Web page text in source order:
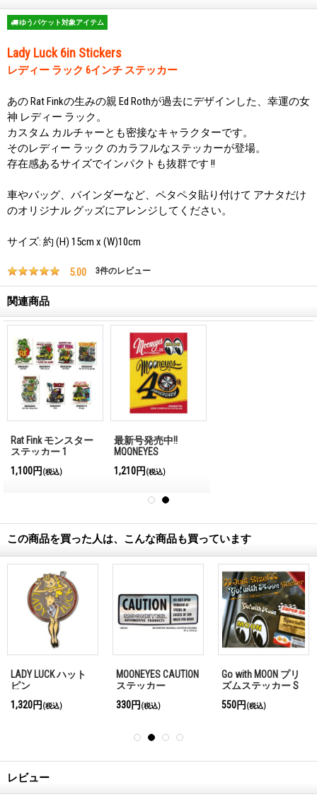
ゆうパケット対象アイテム
Lady Luck 6in Stickers
レディー ラック 6インチ ステッカー
あの Rat Finkの生みの親 Ed Rothが過去にデザインした、幸運の女
神 レディー ラック。
カスタム カルチャーとも密接なキャラクターです。
そのレディー ラック のカラフルなステッカーが登場。
存在感あるサイズでインパクトも抜群です !!
車やバッグ、バインダーなど、ペタペタ貼り付けて アナタだけ
のオリジナル グッズにアレンジしてください。
サイズ: 約 (H) 15cm x (W)10cm
5.00 3件のレビュー
関連商品
Rat Fink モンスター
ステッカー 1
1,100円 (税込)
最新号発売中!!
MQQNEYES
Magazine No.28 2026
1,210円 (税込)
この商品を買った人は、こんな商品も買っています
LADY LUCK ハット
ピン
1,320円 (税込)
MOONEYES CAUTION
ステッカー
330円 (税込)
Go with MOON プリ
ズムステッカー S
550円 (税込)
レビュー